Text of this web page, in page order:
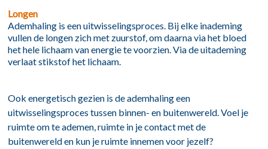
Longen
Ademhaling is een uitwisselingsproces. Bij elke inademing
vullen de longen zich met zuurstof, om daarna via het bloed
het hele lichaam van energie te voorzien. Via de uitademing
verlaat stikstof het lichaam.
Ook energetisch gezien is de ademhaling een
uitwisselingsproces tussen binnen- en buitenwereld. Voel je
ruimte om te ademen, ruimte in je contact met de
buitenwereld en kun je ruimte innemen voor jezelf?